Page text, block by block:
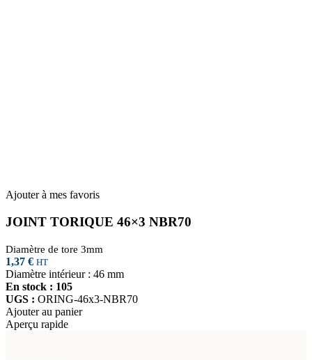
Ajouter à mes favoris
JOINT TORIQUE 46×3 NBR70
Diamètre de tore 3mm
1,37 € HT
Diamètre intérieur : 46 mm
En stock : 105
UGS : ORING-46x3-NBR70
Ajouter au panier
Aperçu rapide